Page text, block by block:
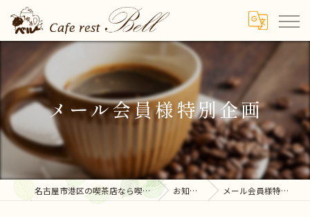
メール会員様特別企画
名古屋市港区の喫茶店なら喫茶ベル お知らせ メール会員様特別企画